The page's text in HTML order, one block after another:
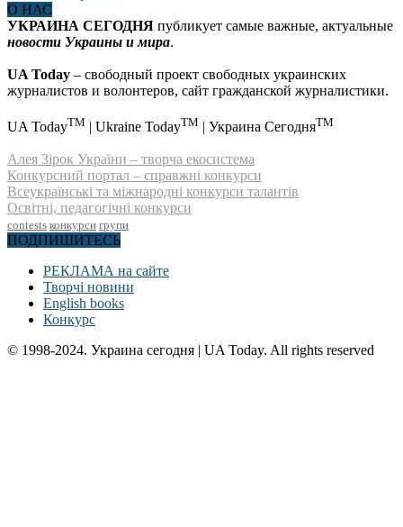
О НАС
УКРАИНА СЕГОДНЯ публикует самые важные, актуальные
новости Украины и мира.
UA Today – свободный проект свободных украинских
журналистов и волонтеров, сайт гражданской журналистики.
UA TodayTM | Ukraine TodayTM | Украина СегодняTM
Алея Зірок України – творча екосистема
Конкурсний портал – справжні конкурси
Всеукраїнські та міжнародні конкурси талантів
Освітні, педагогічні конкурси
contests конкурси групи
ПОДПИШИТЕСЬ
РЕКЛАМА на сайте
Творчі новини
English books
Конкурс
© 1998-2024. Украина сегодня | UA Today. All rights reserved